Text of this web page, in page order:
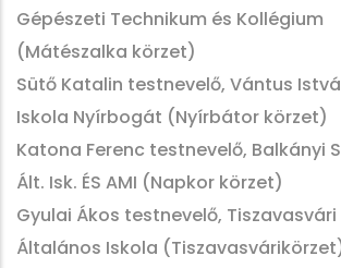
Gépészeti Technikum és Kollégium
(Mátészalka körzet)
Sütő Katalin testnevelő, Vántus
Iskola Nyírbogát (Nyírbátor körzet)
Katona Ferenc testnevelő, Balkányi
Ált. Isk. ÉS AMI (Napkor körzet)
Gyulai Ákos testnevelő,
Általános Iskola